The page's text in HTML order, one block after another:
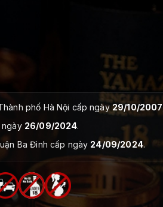
phố Hà Nội cấp ngày29/10/2007
ngày 26/09/2024.
Ba Đình cấp ngày 24/09/2024.